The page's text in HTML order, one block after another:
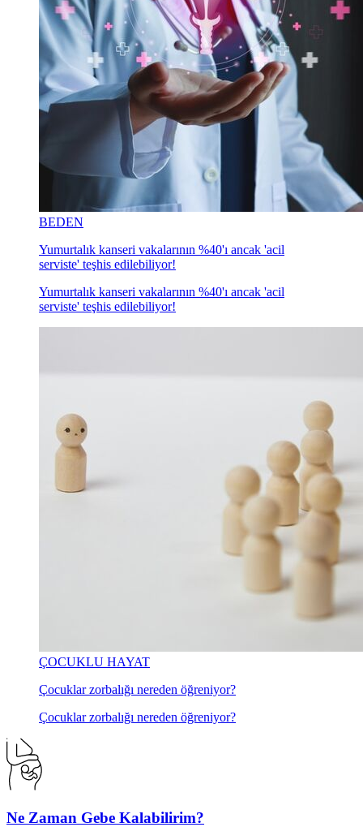
BEDEN
Yumurtalık kanseri vakalarının %40'ı ancak 'acil
serviste' teşhis edilebiliyor!
Yumurtalık kanseri vakalarının %40'ı ancak 'acil
serviste' teşhis edilebiliyor!
ÇOCUKLU HAYAT
Çocuklar zorbalığı nereden öğreniyor?
Çocuklar zorbalığı nereden öğreniyor?
Ne Zaman Gebe Kalabilirim?